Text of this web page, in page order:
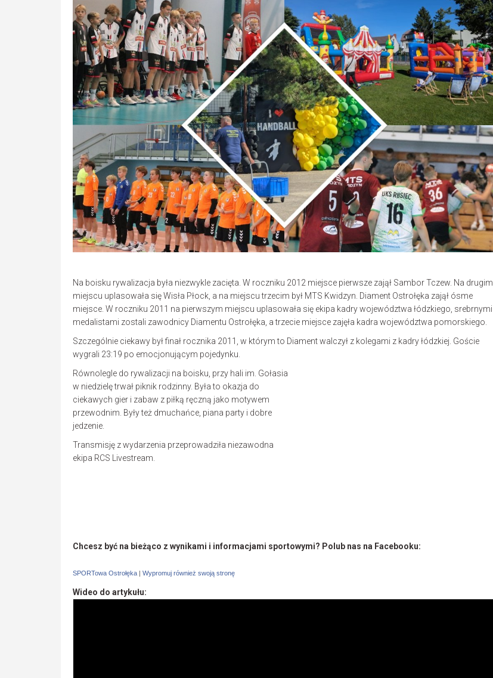
Na boisku rywalizacja była niezwykle zacięta. W roczniku 2012 miejsce pierwsze zajął Sambor Tczew. Na drugim
miejscu uplasowała się Wisła Płock, a na miejscu trzecim był MTS Kwidzyn. Diament Ostrołęka zajął ósme
miejsce. W roczniku 2011 na pierwszym miejscu uplasowała się ekipa kadry województwa łódzkiego, srebrnymi
medalistami zostali zawodnicy Diamentu Ostrołęka, a trzecie miejsce zajęła kadra województwa pomorskiego.
Szczególnie ciekawy był finał rocznika 2011, w którym to Diament walczył z kolegami z kadry łódzkiej. Goście
wygrali 23:19 po emocjonującym pojedynku.
Równolegle do rywalizacji na boisku, przy hali im. Gołasia
w niedzielę trwał piknik rodzinny. Była to okazja do
ciekawych gier i zabaw z piłką ręczną jako motywem
przewodnim. Były też dmuchańce, piana party i dobre
jedzenie.
Transmisję z wydarzenia przeprowadziła niezawodna
ekipa RCS Livestream.
Chcesz być na bieżąco z wynikami i informacjami sportowymi? Polub nas na Facebooku:
SPORTowa Ostrołęka | Wypromuj również swoją stronę
Wideo do artykułu: